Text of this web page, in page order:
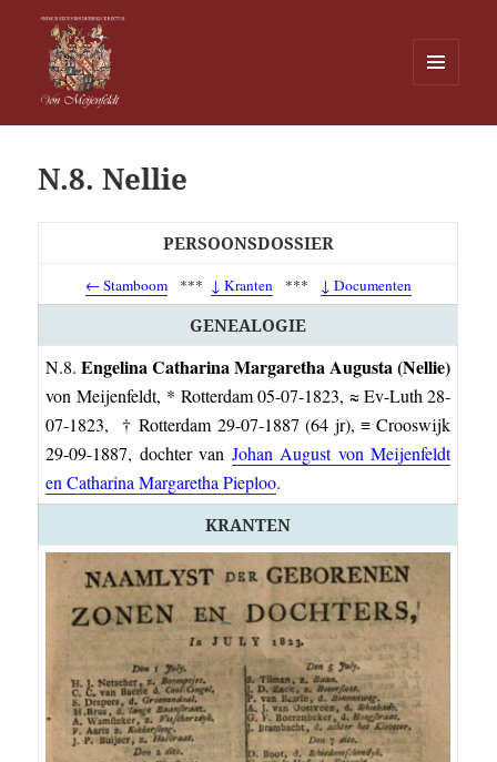
WIDGETS
N.8. Nellie
PERSOONSDOSSIER
← Stamboom*** ↓ Kranten*** ↓ Documenten
GENEALOGIE
N.8.Engelina Catharina Margaretha Augusta (Nellie)
von Meijenfeldt, * Rotterdam 05-07-1823, ≈ Ev-Luth 28-
07-1823, † Rotterdam 29-07-1887 (64 jr), ≡ Crooswijk
29-09-1887, dochter van Johan August von Meijenfeldt
en Catharina Margaretha Pieploo.
KRANTEN